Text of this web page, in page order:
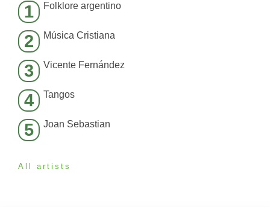
1 Folklore argentino
2 Música Cristiana
3 Vicente Fernández
4 Tangos
5 Joan Sebastian
All artists